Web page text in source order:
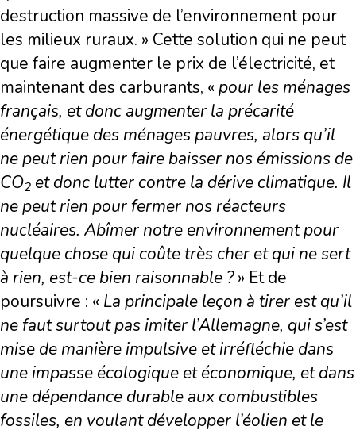
destruction massive de l’environnement pour
les milieux ruraux. » Cette solution qui ne peut
que faire augmenter le prix de l’électricité, et
maintenant des carburants, « pour les ménages
français, et donc augmenter la précarité
énergétique des ménages pauvres, alors qu’il
ne peut rien pour faire baisser nos émissions de
CO2 et donc lutter contre la dérive climatique. Il
ne peut rien pour fermer nos réacteurs
nucléaires. Abîmer notre environnement pour
quelque chose qui coûte très cher et qui ne sert
à rien, est-ce bien raisonnable ?» Et de
poursuivre : « La principale leçon à tirer est qu’il
ne faut surtout pas imiter l’Allemagne, qui s’est
mise de manière impulsive et irréfléchie dans
une impasse écologique et économique, et dans
une dépendance durable aux combustibles
fossiles, en voulant développer l’éolien et le